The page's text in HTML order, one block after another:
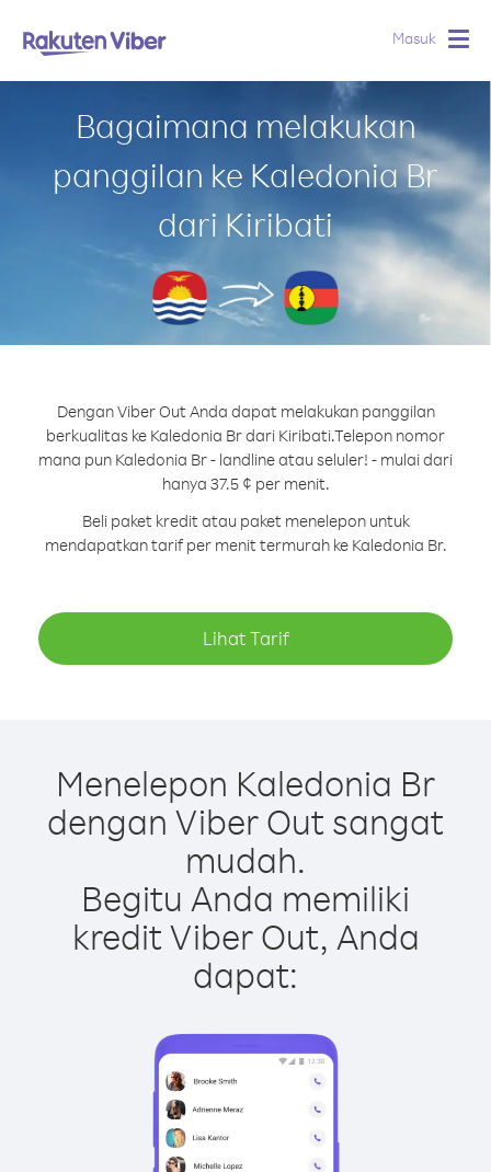
Masuk
Bagaimana melakukan
panggilan ke Kaledonia Br
dari Kiribati
Dengan Viber Out Anda dapat melakukan panggilan
berkualitas ke Kaledonia Br dari Kiribati.Telepon nomor
mana pun Kaledonia Br - landline atau seluler! - mulai dari
hanya 37.5 ¢ per menit.
Beli paket kredit atau paket menelepon untuk
mendapatkan tarif per menit termurah ke Kaledonia Br.
Lihat Tarif
Menelepon Kaledonia Br
dengan Viber Out sangat
mudah.
Begitu Anda memiliki
kredit Viber Out, Anda
dapat: